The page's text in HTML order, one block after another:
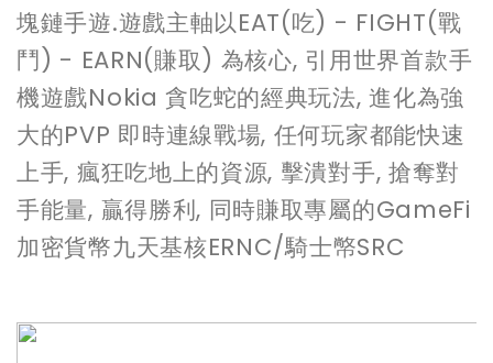
塊鏈手遊.遊戲主軸以EAT(吃) - FIGHT(戰
鬥) - EARN(賺取) 為核心, 引用世界首款手
機遊戲Nokia 貪吃蛇的經典玩法, 進化為強
大的PVP 即時連線戰場, 任何玩家都能快速
上手, 瘋狂吃地上的資源, 擊潰對手, 搶奪對
手能量, 贏得勝利, 同時賺取專屬的GameFi
加密貨幣九天基核ERNC/騎士幤SRC